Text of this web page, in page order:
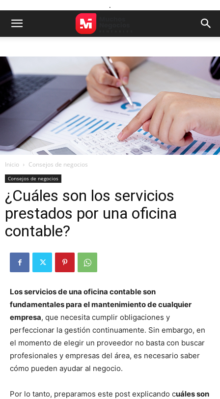
.
Inicio Consejos de negocios
Consejos de negocios
¿Cuáles son los servicios
prestados por una oficina
contable?
Los servicios de una oficina contable son
fundamentales para el mantenimiento de cualquier
empresa, que necesita cumplir obligaciones y
perfeccionar la gestión continuamente. Sin embargo, en
el momento de elegir un proveedor no basta con buscar
profesionales y empresas del área, es necesario saber
cómo pueden ayudar al negocio.
Por lo tanto, preparamos este post explicando cuáles son